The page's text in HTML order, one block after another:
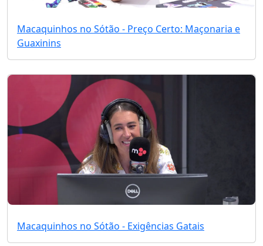
Macaquinhos no Sótão - Preço Certo: Maçonaria e
Guaxinins
Macaquinhos no Sótão - Exigências Gatais